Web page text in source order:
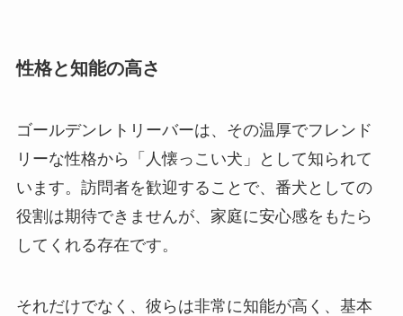
性格と知能の高さ
ゴールデンレトリーバーは、その温厚でフレンド
リーな性格から「人懐っこい犬」として知られて
います。訪問者を歓迎することで、番犬としての
役割は期待できませんが、家庭に安心感をもたら
してくれる存在です。
それだけでなく、彼らは非常に知能が高く、基本